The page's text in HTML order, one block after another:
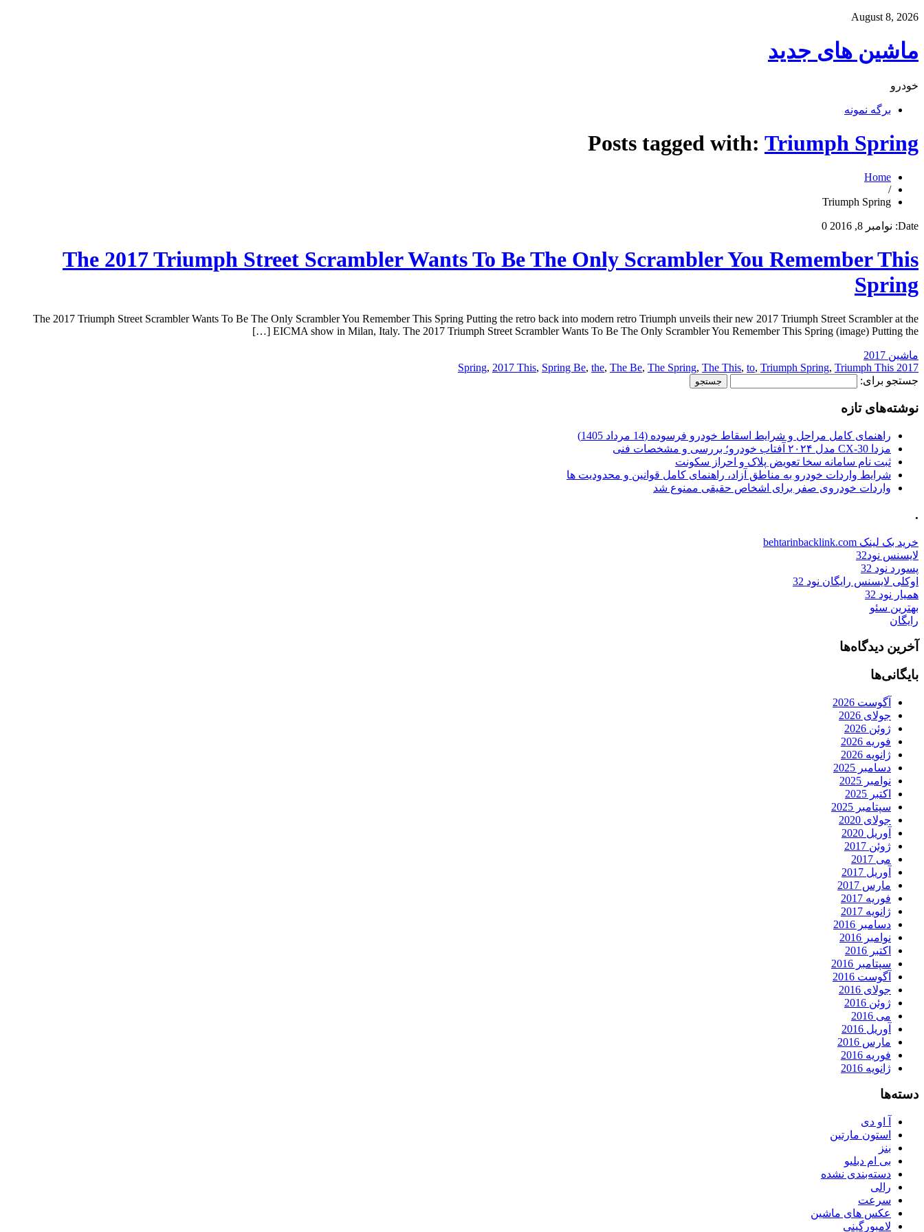
August 8, 2026
ماشین های جدید
خودرو
برگه نمونه
Posts tagged with: Triumph Spring
Home
/
Triumph Spring
Date: نوامبر 8, 2016 0
The 2017 Triumph Street Scrambler Wants To Be The Only Scrambler You Remember This
Spring
The 2017 Triumph Street Scrambler Wants To Be The Only Scrambler You Remember This Spring Putting the retro back into modern retro Triumph unveils their new 2017 Triumph Street Scrambler at the
EICMA show in Milan, Italy. The 2017 Triumph Street Scrambler Wants To Be The Only Scrambler You Remember This Spring (image) Putting the […]
ماشین 2017
2017 Spring
, 2017 This, Spring Be, the, The Be, The Spring, The This, to, Triumph Spring, Triumph This
جستجو برای:
نوشته‌های تازه
راهنمای کامل مراحل و شرایط اسقاط خودرو فرسوده (14 مرداد 1405)
مزدا CX-30 مدل ۲۰۲۴ آفتاب خودرو؛ بررسی و مشخصات فنی
ثبت نام سامانه سخا تعویض پلاک و احراز سکونت
شرایط واردات خودرو به مناطق آزاد، راهنمای کامل قوانین و محدودیت ها
واردات خودروی صفر برای اشخاص حقیقی ممنوع شد
.
خرید بک لینک behtarinbacklink.com
لایسنس نود32
پسورد نود 32
اوکلی لایسنس رایگان نود 32
همیار نود 32
بهترین سئو
رایگان
آخرین دیدگاه‌ها
بایگانی‌ها
آگوست 2026
جولای 2026
ژوئن 2026
فوریه 2026
ژانویه 2026
دسامبر 2025
نوامبر 2025
اکتبر 2025
سپتامبر 2025
جولای 2020
آوریل 2020
ژوئن 2017
می 2017
آوریل 2017
مارس 2017
فوریه 2017
ژانویه 2017
دسامبر 2016
نوامبر 2016
اکتبر 2016
سپتامبر 2016
آگوست 2016
جولای 2016
ژوئن 2016
می 2016
آوریل 2016
مارس 2016
فوریه 2016
ژانویه 2016
دسته‌ها
آ او دی
استون مارتین
بنز
بی ام دبلیو
دسته‌بندی نشده
رالی
سرعت
عکس های ماشین
لامبورگینی